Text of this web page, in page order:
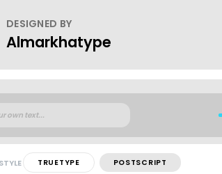
DESIGNED BY
Almarkhatype
TRUETYPE POSTSCRIPT